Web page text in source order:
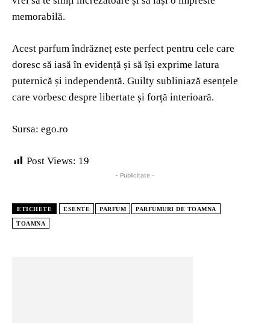
memorabilă.
Acest parfum îndrăzneț este perfect pentru cele care
doresc să iasă în evidență și să își exprime latura
puternică și independentă. Guilty subliniază esențele
care vorbesc despre libertate și forță interioară.
Sursa: ego.ro
Post Views: 19
- Publicitate -
ETICHETE ESENTE PARFUM PARFUMURI DE TOAMNA
TOAMNA